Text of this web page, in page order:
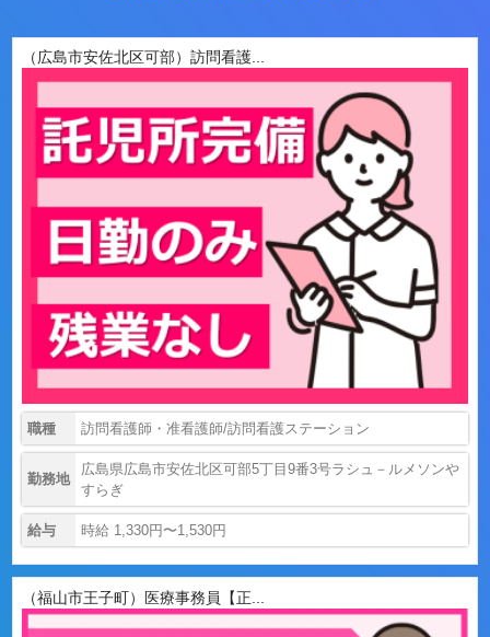
（広島市安佐北区可部）訪問看護...
職種 訪問看護師・准看護師/訪問看護ステーション
勤務地
広島県広島市安佐北区可部5丁目9番3号ラシュ－ルメソンや
すらぎ
給与 時給 1,330円〜1,530円
（福山市王子町）医療事務員【正...